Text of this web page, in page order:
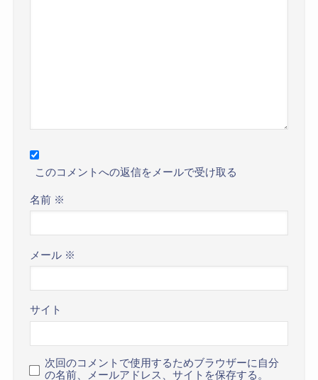
このコメントへの返信をメールで受け取る
名前 ※
メール ※
サイト
次回のコメントで使用するためブラウザーに自分
の名前、メールアドレス、サイトを保存する。